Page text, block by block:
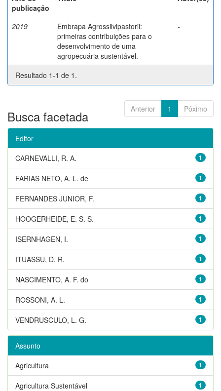
publicação
2019
Embrapa Agrossilvipastoril:
primeiras contribuições para o
desenvolvimento de uma
agropecuária sustentável.
-
Resultado 1-1 de 1.
Anterior 1 Póximo
Busca facetada
Editor
1
CARNEVALLI, R. A.
1
FARIAS NETO, A. L. de
1
FERNANDES JUNIOR, F.
1
HOOGERHEIDE, E. S. S.
1
ISERNHAGEN, I.
1
ITUASSU, D. R.
1
NASCIMENTO, A. F. do
1
ROSSONI, A. L.
1
VENDRUSCULO, L. G.
Assunto
1
Agricultura
1
Agricultura Sustentável